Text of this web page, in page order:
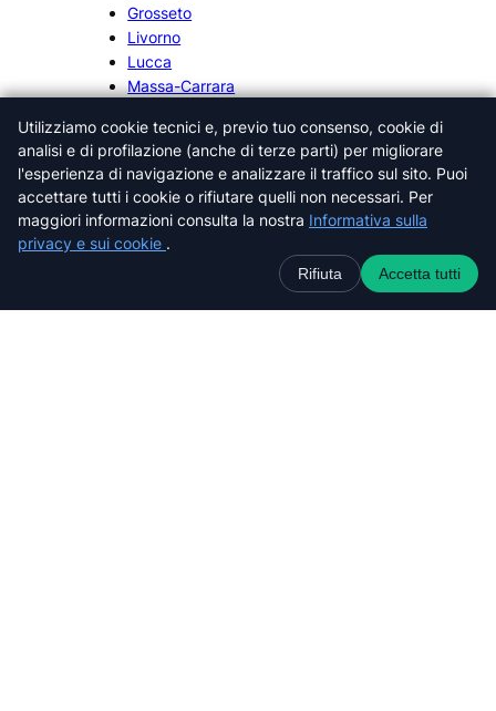
Grosseto
Livorno
Lucca
Massa-Carrara
Pistoia
Prato
Siena
Cerca nel sito web
Utilizziamo cookie tecnici e, previo tuo consenso, cookie di
analisi e di profilazione (anche di terze parti) per migliorare
l'esperienza di navigazione e analizzare il traffico sul sito. Puoi
accettare tutti i cookie o rifiutare quelli non necessari. Per
maggiori informazioni consulta la nostra Informativa sulla
privacy e sui cookie .
Rifiuta Accetta tutti